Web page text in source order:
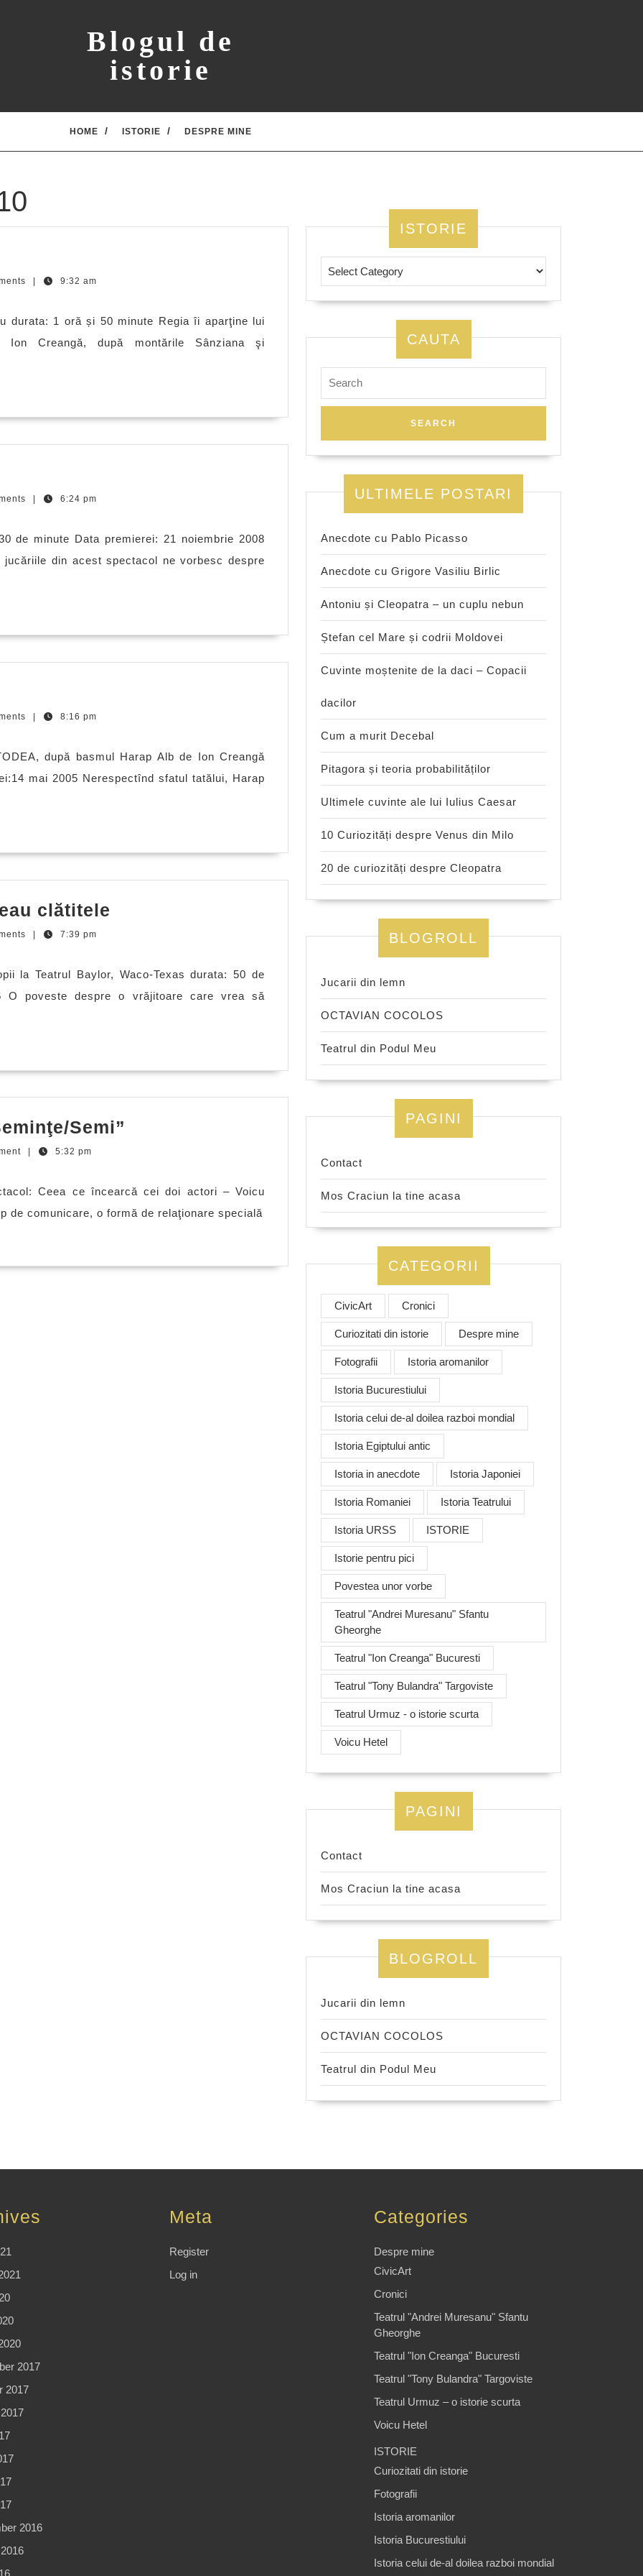
Blogul de
istorie
HOME ISTORIE DESPRE MINE
9:32 am
durata: 1 oră și 50 minute Regia îi aparţine lui
Ion Creangă, după montările Sânziana şi
jucăriile
pa!
6:24 pm
de minute Data premierei: 21 noiembrie 2008
din acest spectacol ne vorbesc despre
| 8:16 pm
după basmul Harap Alb de Ion Creangă
mai 2005 Nerespectînd sfatul tatălui, Harap
clătitele
plăceau
clătitele
| 7:39 pm
la Teatrul Baylor, Waco-Texas durata: 50 de
O poveste despre o vrăjitoare care vrea să
Semi”
“Seminţe/Semi”
5:32 pm
Ceea ce încearcă cei doi actori – Voicu
de comunicare, o formă de relaţionare specială
ISTORIE
CAUTA
for:
ULTIMELE POSTARI
Anecdote cu Pablo Picasso
Anecdote cu Grigore Vasiliu Birlic
Antoniu și Cleopatra – un cuplu nebun
Ștefan cel Mare și codrii Moldovei
Cuvinte moștenite de la daci – Copacii
dacilor
Cum a murit Decebal
Pitagora și teoria probabilităților
Ultimele cuvinte ale lui Iulius Caesar
10 Curiozități despre Venus din Milo
20 de curiozități despre Cleopatra
BLOGROLL
Jucarii din lemn
OCTAVIAN COCOLOS
Teatrul din Podul Meu
PAGINI
Contact
Mos Craciun la tine acasa
CATEGORII
CivicArt Cronici
Curiozitati din istorie Despre mine
Fotografii Istoria aromanilor
Istoria Bucurestiului
Istoria celui de-al doilea razboi mondial
Istoria Egiptului antic
Istoria in anecdote Istoria Japoniei
Istoria Romaniei Istoria Teatrului
Istoria URSS ISTORIE
Istorie pentru pici
Povestea unor vorbe
Teatrul "Andrei Muresanu" Sfantu
Gheorghe
Teatrul "Ion Creanga" Bucuresti
Teatrul "Tony Bulandra" Targoviste
Teatrul Urmuz - o istorie scurta
Voicu Hetel
PAGINI
Contact
Mos Craciun la tine acasa
BLOGROLL
Jucarii din lemn
OCTAVIAN COCOLOS
Teatrul din Podul Meu
2017
2017
2016
Meta
Register
Log in
Categories
Despre mine
CivicArt
Cronici
Teatrul "Andrei Muresanu" Sfantu
Gheorghe
Teatrul "Ion Creanga" Bucuresti
Teatrul "Tony Bulandra" Targoviste
Teatrul Urmuz – o istorie scurta
Voicu Hetel
ISTORIE
Curiozitati din istorie
Fotografii
Istoria aromanilor
Istoria Bucurestiului
Istoria celui de-al doilea razboi mondial